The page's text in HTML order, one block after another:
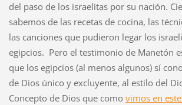
del paso de los israelitas por su nación.
sabemos de las recetas de cocina, las
las canciones que pudieron legar los
egipcios. Pero el testimonio de Manetón
que los egipcios (al menos algunos) sí
de Dios único y excluyente, al estilo del
Concepto de Dios que como vimos en